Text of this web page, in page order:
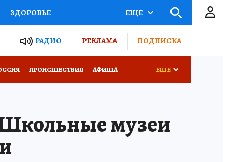
ЗДОРОВЬЕ
РОССИИ
ЕЩЕ
РАДИО РЕКЛАМА ПОДПИСКА
ПРОИСШЕСТВИЯ АФИША ЕЩЕ
музеи